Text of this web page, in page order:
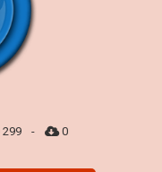
299 - 0